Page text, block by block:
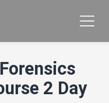
2 Day